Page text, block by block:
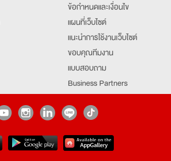
ข้อกำหนดและเงื่อนไข
แผนที่เว็บไซต์
แนะนำการใช้งานเว็บไซต์
ขอบคุณทีมงาน
แบบสอบถาม
Business Partners
Partner มหาวิทยาลัย
Job Index
job